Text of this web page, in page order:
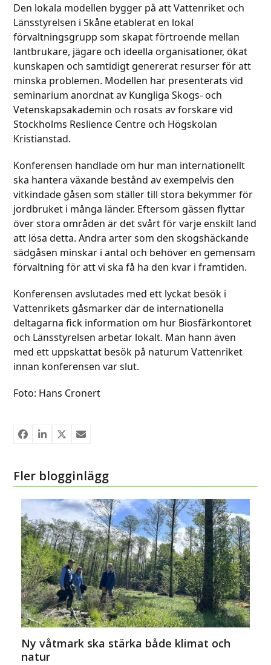
Den lokala modellen bygger på att Vattenriket och
Länsstyrelsen i Skåne etablerat en lokal
förvaltningsgrupp som skapat förtroende mellan
lantbrukare, jägare och ideella organisationer, ökat
kunskapen och samtidigt genererat resurser för att
minska problemen. Modellen har presenterats vid
seminarium anordnat av Kungliga Skogs- och
Vetenskapsakademin och rosats av forskare vid
Stockholms Reslience Centre och Högskolan
Kristianstad.
Konferensen handlade om hur man internationellt
ska hantera växande bestånd av exempelvis den
vitkindade gåsen som ställer till stora bekymmer för
jordbruket i många länder. Eftersom gässen flyttar
över stora områden är det svårt för varje enskilt land
att lösa detta. Andra arter som den skogshäckande
sädgåsen minskar i antal och behöver en gemensam
förvaltning för att vi ska få ha den kvar i framtiden.
Konferensen avslutades med ett lyckat besök i
Vattenrikets gåsmarker där de internationella
deltagarna fick information om hur Biosfärkontoret
och Länsstyrelsen arbetar lokalt. Man hann även
med ett uppskattat besök på naturum Vattenriket
innan konferensen var slut.
Foto: Hans Cronert
Fler blogginlägg
Ny våtmark ska stärka både klimat och
natur